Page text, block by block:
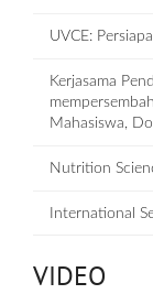
UVCE:
Kerjasama
Mahasiswa,
Nutrition
International
VIDEO